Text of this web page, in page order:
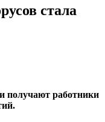
стала
получают работники